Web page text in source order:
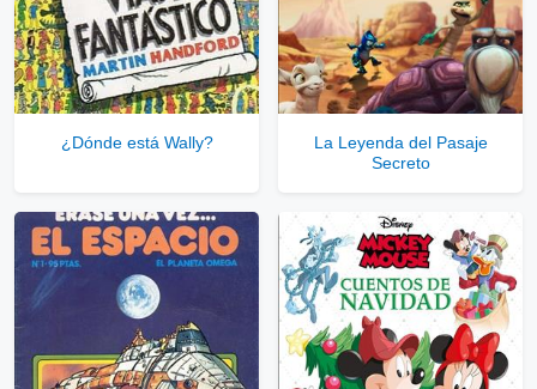
¿Dónde está Wally?
La Leyenda del Pasaje
Secreto